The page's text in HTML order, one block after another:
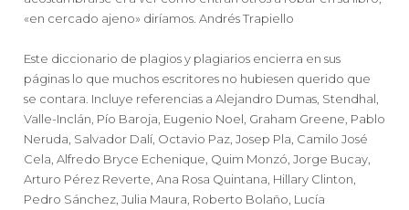
«en cercado ajeno» diríamos. Andrés Trapiello
Este diccionario de plagios y plagiarios encierra en sus
páginas lo que muchos escritores no hubiesen querido que
se contara. Incluye referencias a Alejandro Dumas, Stendhal,
Valle-Inclán, Pío Baroja, Eugenio Noel, Graham Greene, Pablo
Neruda, Salvador Dalí, Octavio Paz, Josep Pla, Camilo José
Cela, Alfredo Bryce Echenique, Quim Monzó, Jorge Bucay,
Arturo Pérez Reverte, Ana Rosa Quintana, Hillary Clinton,
Pedro Sánchez, Julia Maura, Roberto Bolaño, Lucía